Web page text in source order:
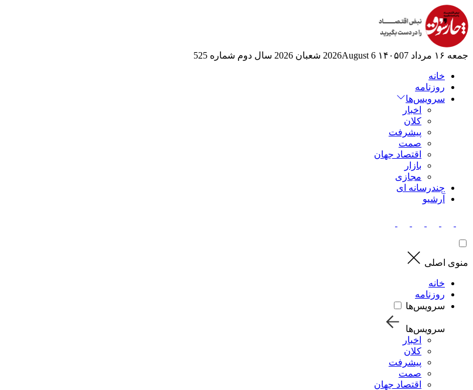
جمعه ۱۶ مرداد ۱۴۰۵ 07 2026August 6 شعبان 2026 سال دوم شماره 525
خانه
روزنامه
سرویس‌ها
اخبار
کلان
پیشرفت
صمت
اقتصاد جهان
بازار
مجازی
چندرسانه ای
آرشیو
منوی اصلی
خانه
روزنامه
سرویس‌ها
سرویس‌ها
اخبار
کلان
پیشرفت
صمت
اقتصاد جهان